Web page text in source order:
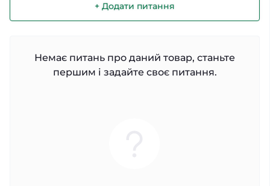
+ Додати питання
Немає питань про даний товар, станьте
першим і задайте своє питання.